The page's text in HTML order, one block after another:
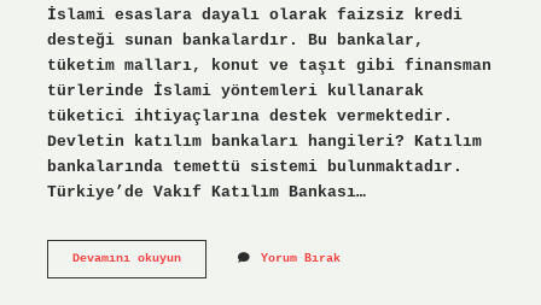
İslami esaslara dayalı olarak faizsiz kredi
desteği sunan bankalardır. Bu bankalar,
tüketim malları, konut ve taşıt gibi finansman
türlerinde İslami yöntemleri kullanarak
tüketici ihtiyaçlarına destek vermektedir.
Devletin katılım bankaları hangileri? Katılım
bankalarında temettü sistemi bulunmaktadır.
Türkiye’de Vakıf Katılım Bankası…
Devamını okuyunEn
Yorum Bırak